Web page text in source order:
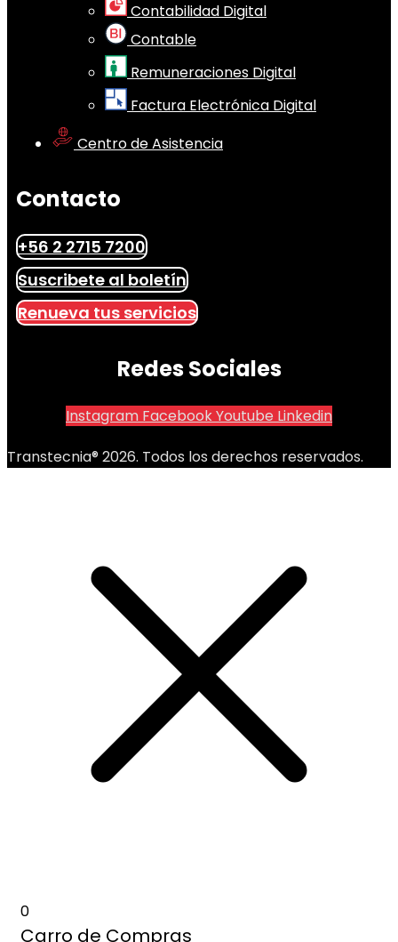
Contabilidad Digital
Contable
Remuneraciones Digital
Factura Electrónica Digital
Centro de Asistencia
Contacto
+56 2 2715 7200
Suscribete al boletín
Renueva tus servicios
Redes Sociales
Instagram FacebookYoutube Linkedin
Transtecnia® 2026. Todos los derechos reservados.
0
Carro de Compras